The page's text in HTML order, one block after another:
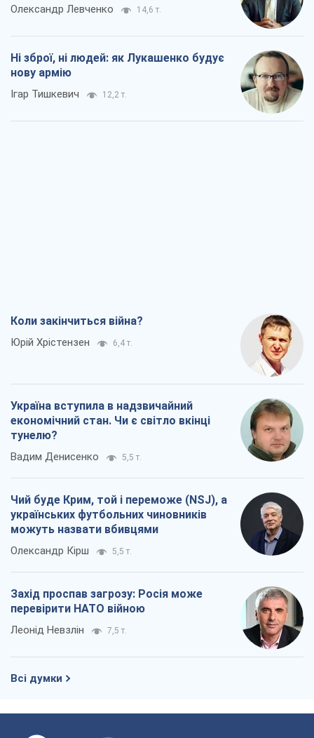
Олександр Левченко 14,6 т.
Ні зброї, ні людей: як Лукашенко будує
нову армію
Ігар Тишкевич 12,2 т.
Коли закінчиться війна?
Юрій Хрістензен 6,4 т.
Україна вступила в надзвичайний
економічний стан. Чи є світло вкінці
тунелю?
Вадим Денисенко 5,5 т.
Чий буде Крим, той і переможе (NSJ), а
українських футбольних чиновників
можуть назвати вбивцями
Олександр Кірш 5,5 т.
Захід проспав загрозу: Росія може
перевірити НАТО війною
Леонід Невзлін 7,5 т.
Всі думки